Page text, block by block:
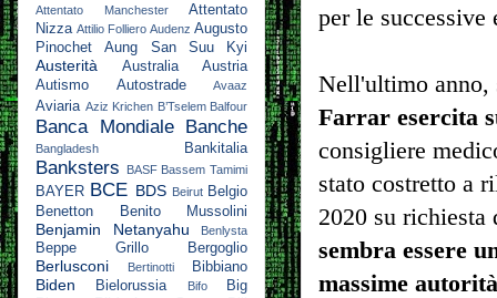
per le
Nell'ultimo anno,
Farrar esercita
consigliere
stato costretto a
2020 su
sembra essere
massime
Attentato Manchester
Attentato
Nizza Attilio Folliero Audenz Augusto
Pinochet
Aung San Suu Kyi
Austerità Australia
Austria
Autismo
Autostrade Avaaz
Aviaria Aziz Krichen B’Tselem Balfour
Banca Mondiale Banche
Bangladesh Bankitalia
Banksters BASF Bassem Tamimi
BAYER BCE BDS Beirut Belgio
Benetton
Benito Mussolini
Benjamin Netanyahu Benlysta
Beppe Grillo Bergoglio
Berlusconi Bertinotti Bibbiano
Biden Bielorussia Bifo
Big